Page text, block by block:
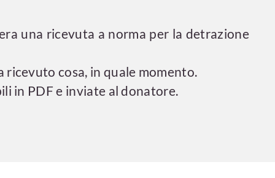
una ricevuta a norma per la detrazione
ricevuto cosa, in quale momento.
in PDF e inviate al donatore.